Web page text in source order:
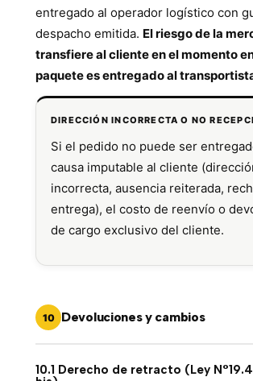
entregado al operador logístico con
despacho emitida. El riesgo de la
transfiere al cliente en el momento
paquete es entregado al
DIRECCIÓN INCORRECTA O NO
Si el pedido no puede ser
causa imputable al cliente
incorrecta, ausencia reiterada,
entrega), el costo de reenvío o
de cargo exclusivo del cliente.
10 Devoluciones y cambios
10.1 Derecho de retracto (Ley